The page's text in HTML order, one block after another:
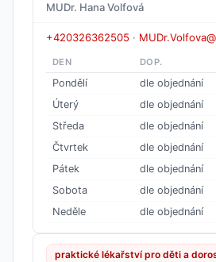
MUDr. Hana Volfová
+420326362505 ·
DEN DOP.
Pondělí
dle objednání
Úterý
dle objednání
Středa
dle objednání
Čtvrtek
dle objednání
Pátek
dle objednání
Sobota
dle objednání
Neděle
dle objednání
praktické lékařství pro děti a